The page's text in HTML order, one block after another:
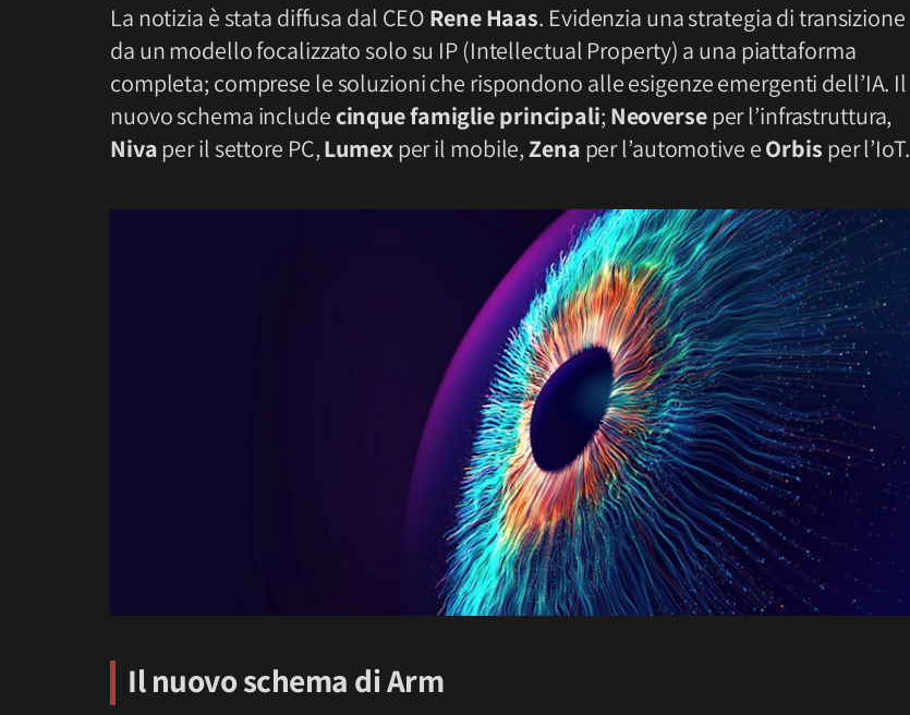
La notizia è stata diffusa dal CEO Rene Haas. Evidenzia una strategia di transizione
da un modello focalizzato solo su IP (Intellectual Property) a una piattaforma
completa; comprese le soluzioni che rispondono alle esigenze emergenti dell’IA. Il
nuovo schema includecinque famiglie principali;Neoverseper l’infrastruttura,
Nivaper il settore PC,Lumexper il mobile,Zena per l’automotive eOrbis per l’IoT.
Il nuovo schema di Arm